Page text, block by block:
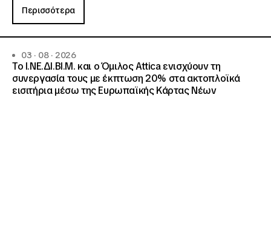
Περισσότερα
03 · 08 · 2026
Το Ι.ΝΕ.ΔΙ.ΒΙ.Μ. και o Όμιλος Attica ενισχύουν τη
συνεργασία τους με έκπτωση 20% στα ακτοπλοϊκά
εισιτήρια μέσω της Ευρωπαϊκής Κάρτας Νέων